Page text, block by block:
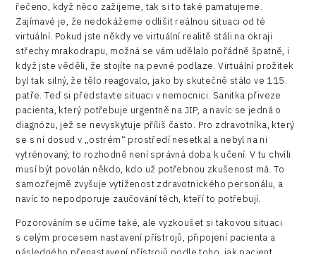
řečeno, když něco zažijeme, tak si to také pamatujeme.
Zajímavé je, že nedokážeme odlišit reálnou situaci od té
virtuální. Pokud jste někdy ve virtuální realitě stáli na okraji
střechy mrakodrapu, možná se vám udělalo pořádně špatně, i
když jste věděli, že stojíte na pevné podlaze. Virtuální prožitek
byl tak silný, že tělo reagovalo, jako by skutečně stálo ve 115.
patře. Teď si představte situaci v nemocnici. Sanitka přiveze
pacienta, který potřebuje urgentně na JIP, a navíc se jedná o
diagnózu, jež se nevyskytuje příliš často. Pro zdravotníka, který
se s ní dosud v „ostrém“ prostředí nesetkal a nebyl na ni
vytrénovaný, to rozhodně není správná doba k učení. V tu chvíli
musí být povolán někdo, kdo už potřebnou zkušenost má. To
samozřejmě zvyšuje vytíženost zdravotnického personálu, a
navíc to nepodporuje zaučování těch, kteří to potřebují.
Pozorováním se učíme také, ale vyzkoušet si takovou situaci
s celým procesem nastavení přístrojů, připojení pacienta a